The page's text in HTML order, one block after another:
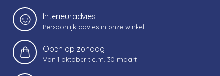
Interieuradvies
Persoonlijk advies in onze winkel
Open op zondag
Van 1 oktober t.e.m. 30 maart